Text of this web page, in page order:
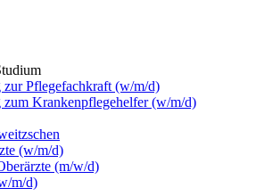
zur Pflegefachkraft (w/m/d)
zum Krankenpflegehelfer (w/m/d)
(w/m/d)
(m/w/d)
m/d)